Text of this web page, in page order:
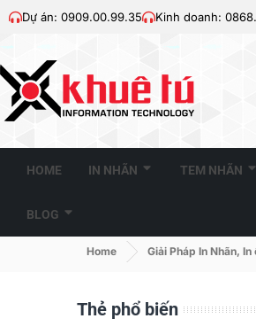
Dự án: 0909.00.99.35 Kinh doanh:
HOME IN NHÃN TEM NHÃN
BLOG
Home Giải Pháp In Nhãn, In
Thẻ phổ biến